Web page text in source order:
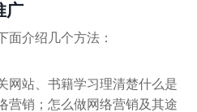
广
面介绍几个方法：
网站、书籍学习理清楚什么是
营销；怎么做网络营销及其途